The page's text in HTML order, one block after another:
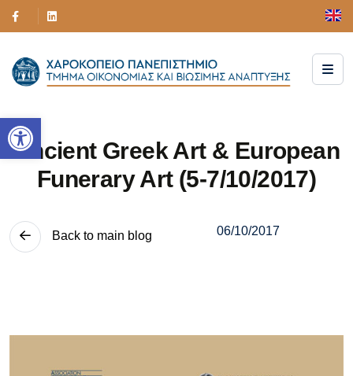
Ανοίξτε τη γραμμή εργαλείων
Ancient Greek Art & European
Funerary Art (5-7/10/2017)
Back to main blog 06/10/2017